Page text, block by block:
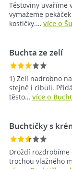
Těstoviny uvaříme
vymažeme
kostičky.… více o
Buchta ze zelí
1) Zelí nadrobno
stejně i cibuli.
těsto… více o
Buchtičky s
Droždí rozdrobíme
trochou vlažného